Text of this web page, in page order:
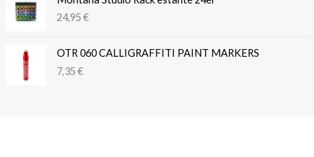
24,95€
OTR 060 CALLIGRAFFITI PAINT MARKERS
7,35€